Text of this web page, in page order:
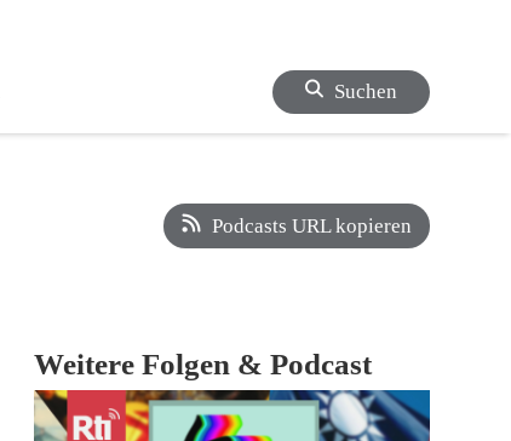
Suchen
Podcasts URL kopieren
Weitere Folgen & Podcast